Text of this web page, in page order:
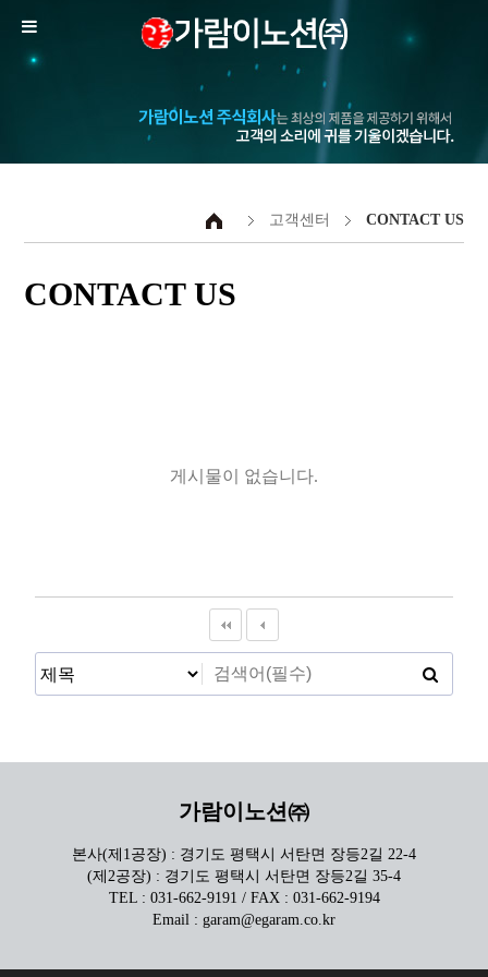
고객센터 CONTACT US
CONTACT US
게시물이 없습니다.
가람이노션㈜
본사(제1공장) : 경기도 평택시 서탄면 장등2길 22-4
(제2공장) : 경기도 평택시 서탄면 장등2길 35-4
TEL : 031-662-9191 / FAX : 031-662-9194
Email : garam@egaram.co.kr